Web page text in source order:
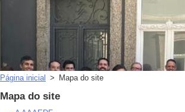
Página inicial > Mapa do site
Mapa do site